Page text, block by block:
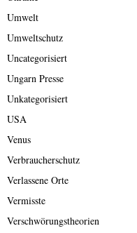
Umwelt
Umweltschutz
Uncategorisiert
Ungarn Presse
Unkategorisiert
USA
Venus
Verbraucherschutz
Verlassene Orte
Vermisste
Verschwörungstheorien